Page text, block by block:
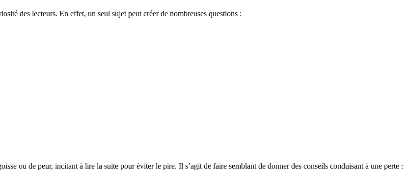
des lecteurs. En effet, un seul sujet peut créer de nombreuses questions :
ou de peur, incitant à lire la suite pour éviter le pire. Il s’agit de faire semblant de donner des conseils conduisant à une perte :